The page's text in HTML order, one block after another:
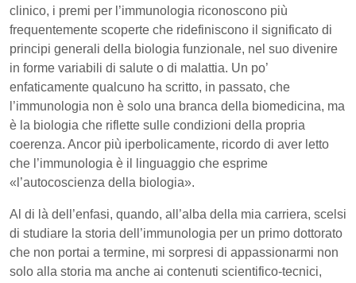
clinico, i premi per l’immunologia riconoscono più
frequentemente scoperte che ridefiniscono il significato di
principi generali della biologia funzionale, nel suo divenire
in forme variabili di salute o di malattia. Un po’
enfaticamente qualcuno ha scritto, in passato, che
l’immunologia non è solo una branca della biomedicina, ma
è la biologia che riflette sulle condizioni della propria
coerenza. Ancor più iperbolicamente, ricordo di aver letto
che l’immunologia è il linguaggio che esprime
«l’autocoscienza della biologia».
Al di là dell’enfasi, quando, all’alba della mia carriera, scelsi
di studiare la storia dell’immunologia per un primo dottorato
che non portai a termine, mi sorpresi di appassionarmi non
solo alla storia ma anche ai contenuti scientifico-tecnici,